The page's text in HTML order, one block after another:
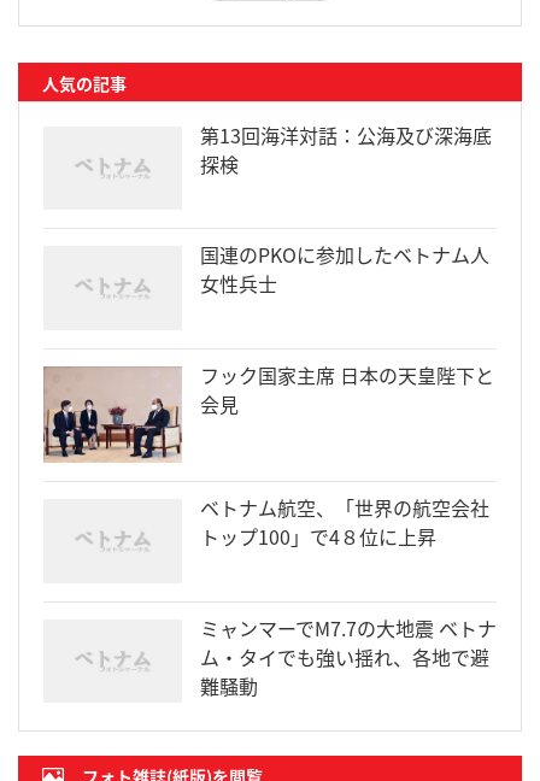
人気の記事
第13回海洋対話：公海及び深海底
探検
国連のPKOに参加したベトナム人
女性兵士
フック国家主席 日本の天皇陛下と
会見
ベトナム航空、「世界の航空会社
トップ100」で4８位に上昇
ミャンマーでM7.7の大地震 ベトナ
ム・タイでも強い揺れ、各地で避
難騒動
フォト雑誌(紙版)を閲覧